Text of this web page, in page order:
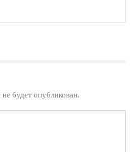
будет опубликован.